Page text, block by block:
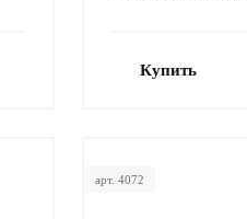
Купить
арт. 4072